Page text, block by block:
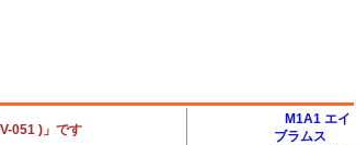
051 )」です
M1A1 エイ
ブラムス